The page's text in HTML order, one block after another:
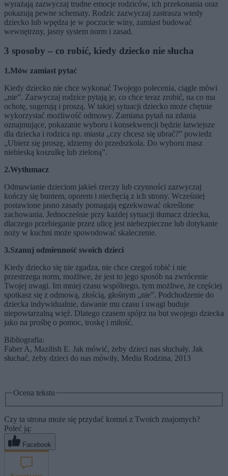
wyrażają zazwyczaj trudne emocje rodziców, ich przekonania oraz
pokazują pewne schematy. Rodzic zazwyczaj zastrasza wtedy
dziecko lub wpędza je w poczucie winy, zamiast budować
wewnętrzny, jasny system norm i zasad.
3 sposoby – co robić, kiedy dziecko nie słucha
1.Mów zamiast pytać
Kiedy dziecko nie chce wykonać Twojego polecenia, ciągle mówi
„nie”. Zazwyczaj rodzice pytają je, co chce teraz zrobić, na co ma
ochotę, sugerują i proszą. W takiej sytuacji dziecko może chętnie
wykorzystać możliwość odmowy. Zamiana pytań na zdania
oznajmujące, pokazanie wyboru i konsekwencji będzie łatwiejsze
dla dziecka i rodzica np. miasta „czy chcesz się ubrać?” powiedz
„Ubierz się proszę, idziemy do przedszkola. Do wyboru masz
niebieską koszulkę lub zieloną”.
2.Wytłumacz
Odmawianie dzieciom jakieś rzeczy lub czynności zazwyczaj
kończy się buntem, oporem i niechęcią z ich strony. Wcześniej
postawione jasno zasady pomagają egzekwować określone
zachowania. Jednocześnie przy każdej sytuacji tłumacz dziecku,
dlaczego przebieganie przez ulicę jest niebezpieczne lub dotykanie
noży w kuchni może spowodować skaleczenie.
3.Szanuj odmienność swoich dzieci
Kiedy dziecko się nie zgadza, nie chce czegoś robić i nie
przestrzega norm, możliwe, że jest to jego sposób na zwrócenie
Twojej uwagi. Im mniej czasu wspólnego, tym możliwe, że częściej
spotkasz się z odmową, złością, głośnym „nie”. Podchodzenie do
dziecka indywidualnie, dawanie mu czasu i uwagi buduje
niepowtarzalną więź. Dlatego czasem spójrz na but swojego dziecka
jako na prośbę o pomoc, troskę i miłość.
Bibliografia:
Faber A, Mazilish E. Jak mówić, żeby dzieci nas słuchały. Jak
słuchać, żeby dzieci do nas mówiły, Media Rodzina, 2013
Ocena tekstu
Czy ta strona może się przydać komuś z Twoich znajomych?
Poleć ją:
Facebook